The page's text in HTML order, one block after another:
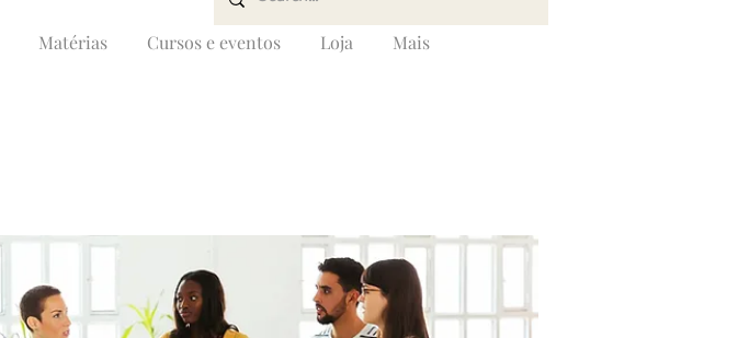
Matérias Cursos e eventos Loja Mais